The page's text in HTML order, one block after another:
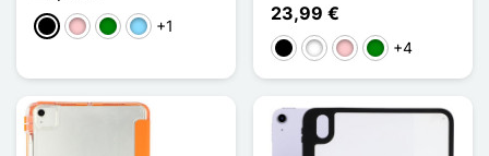
PretoRosaVerdeAzul Claro
+1
23,99 €
PretoBrancoRosaVerde
+4